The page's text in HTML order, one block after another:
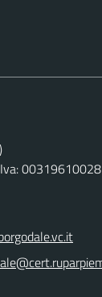
00319610028